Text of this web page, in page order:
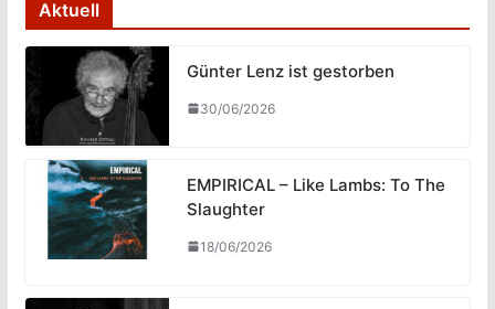
Aktuell
Günter Lenz ist gestorben
30/06/2026
EMPIRICAL – Like Lambs: To The
Slaughter
18/06/2026